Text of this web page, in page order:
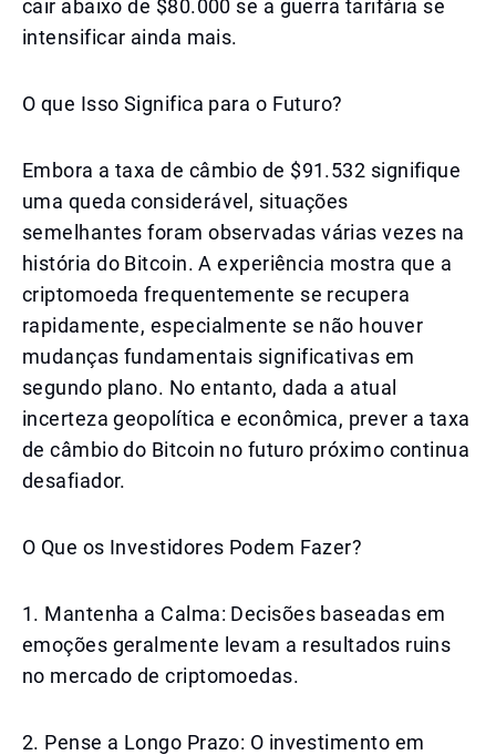
cair abaixo de $80.000 se a guerra tarifária se
intensificar ainda mais.
O que Isso Significa para o Futuro?
Embora a taxa de câmbio de $91.532 signifique
uma queda considerável, situações
semelhantes foram observadas várias vezes na
história do Bitcoin. A experiência mostra que a
criptomoeda frequentemente se recupera
rapidamente, especialmente se não houver
mudanças fundamentais significativas em
segundo plano. No entanto, dada a atual
incerteza geopolítica e econômica, prever a taxa
de câmbio do Bitcoin no futuro próximo continua
desafiador.
O Que os Investidores Podem Fazer?
1. Mantenha a Calma: Decisões baseadas em
emoções geralmente levam a resultados ruins
no mercado de criptomoedas.
2. Pense a Longo Prazo: O investimento em